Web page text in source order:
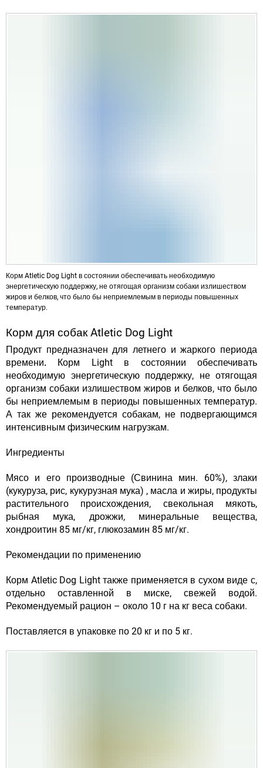
Корм Atletic Dog Light в состоянии обеспечивать необходимую
энергетическую поддержку, не отягощая организм собаки излишеством
жиров и белков, что было бы неприемлемым в периоды повышенных
температур.
Корм для собак Atletic Dog Light
Продукт предназначен для летнего и жаркого периода
времени. Корм Light в состоянии обеспечивать
необходимую энергетическую поддержку, не отягощая
организм собаки излишеством жиров и белков, что было
бы неприемлемым в периоды повышенных температур.
А так же рекомендуется собакам, не подвергающимся
интенсивным физическим нагрузкам.
Ингредиенты
Мясо и его производные (Свинина мин. 60%), злаки
(кукуруза, рис, кукурузная мука) , масла и жиры, продукты
растительного происхождения, свекольная мякоть,
рыбная мука, дрожжи, минеральные вещества,
хондроитин 85 мг/кг, глюкозамин 85 мг/кг.
Рекомендации по применению
Корм Atletic Dog Light также применяется в сухом виде с,
отдельно оставленной в миске, свежей водой.
Рекомендуемый рацион – около 10 г на кг веса собаки.
Поставляется в упаковке по 20 кг и по 5 кг.